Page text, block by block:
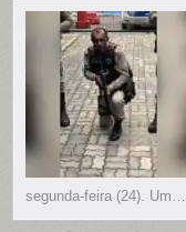
segunda-feira (24). Um…